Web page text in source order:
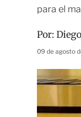
para el
Por:
09 de agosto